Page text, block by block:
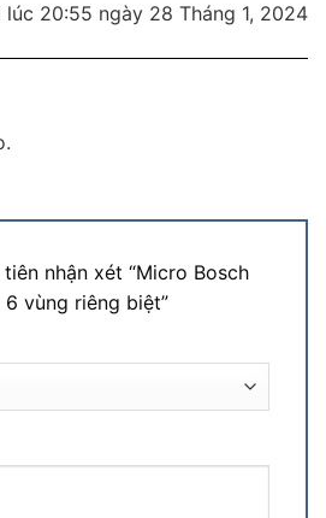
lúc 20:55 ngày 28 Tháng 1, 2024
nhận xét “Micro Bosch
vùng riêng biệt”